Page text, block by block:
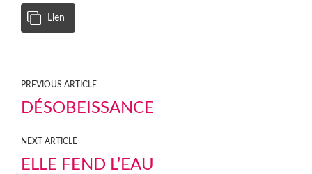
Lien
PREVIOUS ARTICLE
DÉSOBEISSANCE
NEXT ARTICLE
ELLE FEND L’EAU